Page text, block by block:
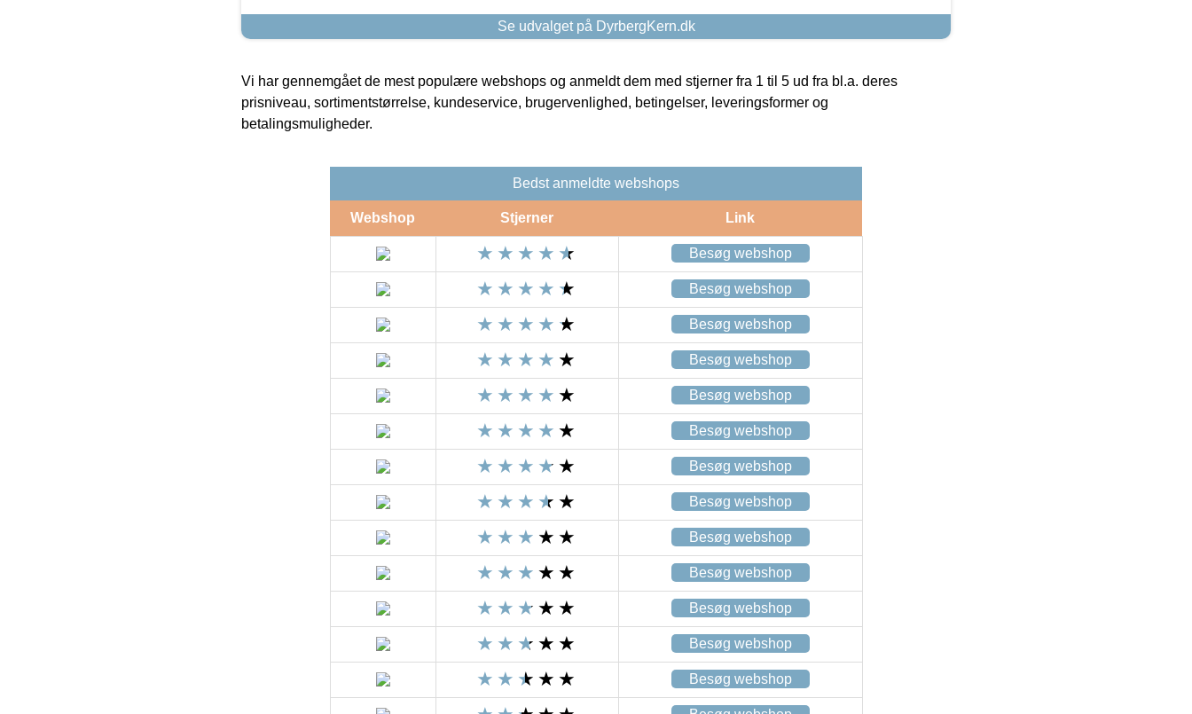
Se udvalget på DyrbergKern.dk
Vi har gennemgået de mest populære webshops og anmeldt dem med stjerner fra 1 til 5 ud fra bl.a. deres
prisniveau, sortimentstørrelse, kundeservice, brugervenlighed, betingelser, leveringsformer og
betalingsmuligheder.
Bedst anmeldte webshops
Webshop Stjerner Link
Besøg webshop
Besøg webshop
Besøg webshop
Besøg webshop
Besøg webshop
Besøg webshop
Besøg webshop
Besøg webshop
Besøg webshop
Besøg webshop
Besøg webshop
Besøg webshop
Besøg webshop